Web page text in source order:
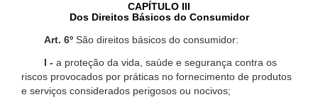
CAPÍTULO III
Dos Direitos Básicos do Consumidor
Art. 6º São direitos básicos do consumidor:
I - a proteção da vida, saúde e segurança contra os
riscos provocados por práticas no fornecimento de produtos
e serviços considerados perigosos ou nocivos;